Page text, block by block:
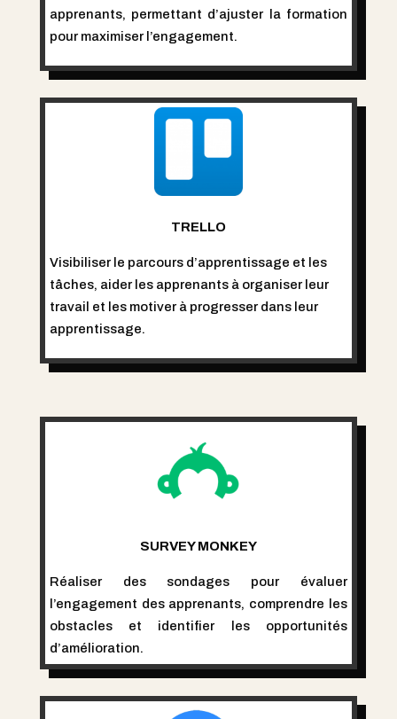
apprenants, permettant d’ajuster la formation
pour maximiser l’engagement.
TRELLO
Visibiliser le parcours d’apprentissage et les
tâches, aider les apprenants à organiser leur
travail et les motiver à progresser dans leur
apprentissage.
SURVEY MONKEY
Réaliser des sondages pour évaluer
l’engagement des apprenants, comprendre les
obstacles et identifier les opportunités
d’amélioration.